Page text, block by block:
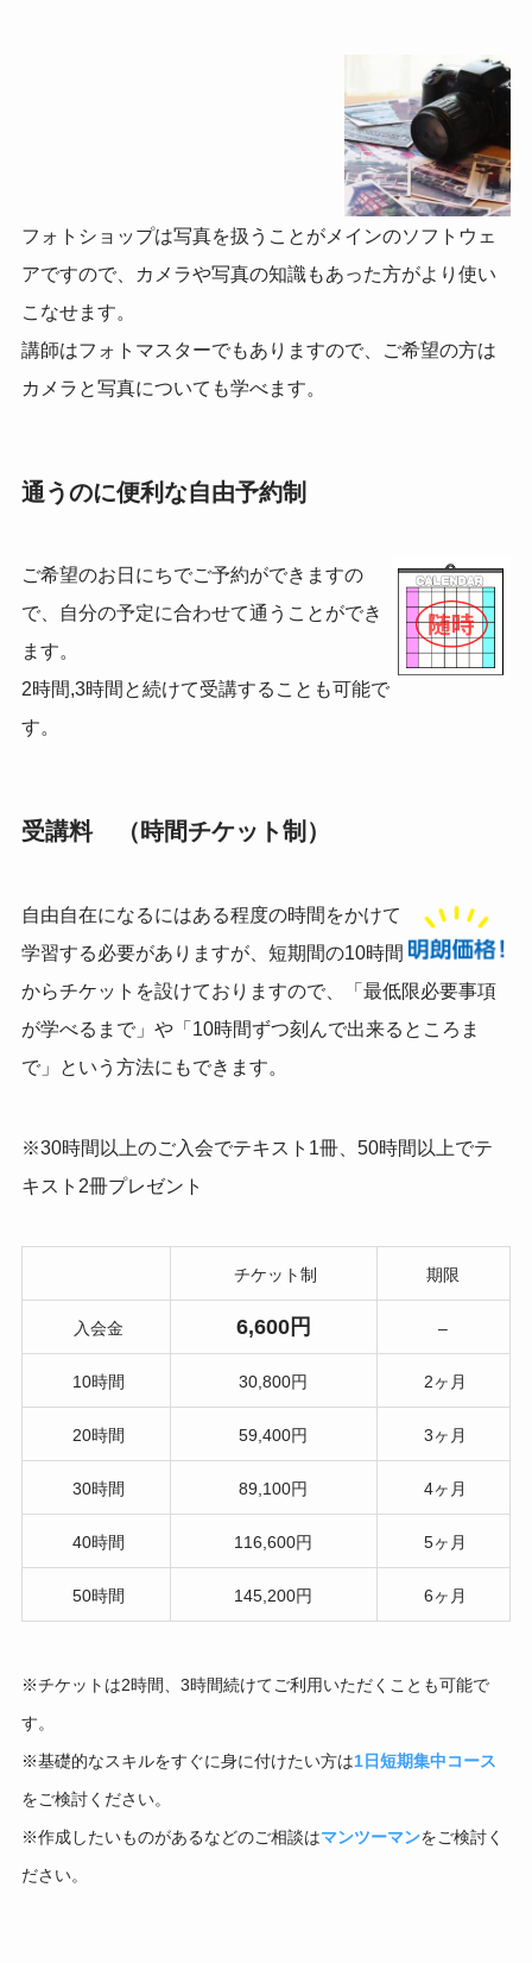
フォトショップは写真を扱うことがメインのソフトウェ
アですので、カメラや写真の知識もあった方がより使い
こなせます。
講師はフォトマスターでもありますので、ご希望の方は
カメラと写真についても学べます。
通うのに便利な自由予約制
ご希望のお日にちでご予約ができますの
で、自分の予定に合わせて通うことができ
ます。
2時間,3時間と続けて受講することも可能で
す。
受講料 （時間チケット制）
自由自在になるにはある程度の時間をかけて
学習する必要がありますが、短期間の10時間
からチケットを設けておりますので、「最低限必要事項
が学べるまで」や「10時間ずつ刻んで出来るところま
で」という方法にもできます。
※30時間以上のご入会でテキスト1冊、50時間以上でテ
キスト2冊プレゼント
チケット制 期限
入会金 6,600円 –
10時間 30,800円 2ヶ月
20時間 59,400円 3ヶ月
30時間 89,100円 4ヶ月
40時間 116,600円 5ヶ月
50時間 145,200円 6ヶ月
※チケットは2時間、3時間続けてご利用いただくことも可能で
す。
※基礎的なスキルをすぐに身に付けたい方は1日短期集中コース
をご検討ください。
※作成したいものがあるなどのご相談はマンツーマンをご検討く
ださい。